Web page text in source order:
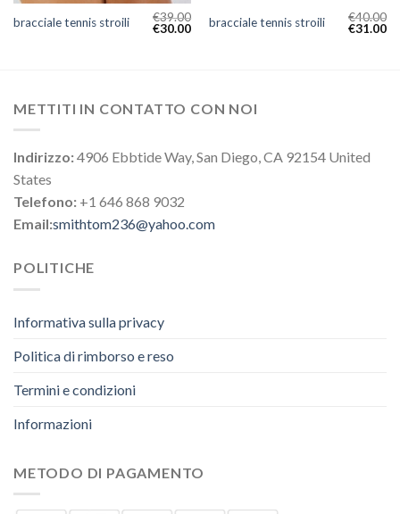
bracciale tennis stroili €39.00
€30.00 bracciale tennis stroili €40.00
€31.00
METTITI IN CONTATTO CON NOI
Indirizzo:4906 Ebbtide Way, San Diego, CA 92154 United
States
Telefono: +1 646 868 9032
Email:smithtom236@yahoo.com
POLITICHE
Informativa sulla privacy
Politica di rimborso e reso
Termini e condizioni
Informazioni
METODO DI PAGAMENTO